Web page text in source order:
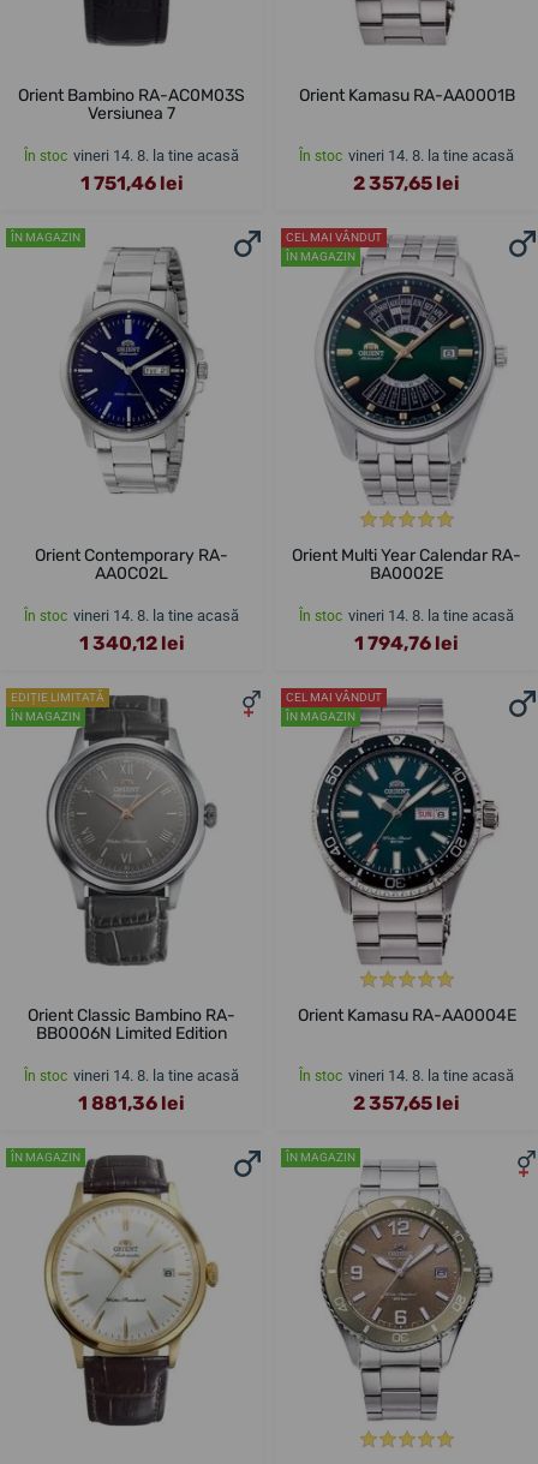
Orient Bambino RA-AC0M03S
Versiunea 7
În stoc vineri 14. 8. la tine acasă
1 751,46 lei
Orient Kamasu RA-AA0001B
În stoc vineri 14. 8. la tine acasă
2 357,65 lei
ÎN MAGAZIN
Orient Contemporary RA-
AA0C02L
În stoc vineri 14. 8. la tine acasă
1 340,12 lei
CEL MAI VÂNDUT
ÎN MAGAZIN
Orient Multi Year Calendar RA-
BA0002E
În stoc vineri 14. 8. la tine acasă
1 794,76 lei
EDIȚIE LIMITATĂ
ÎN MAGAZIN
Orient Classic Bambino RA-
BB0006N Limited Edition
În stoc vineri 14. 8. la tine acasă
1 881,36 lei
CEL MAI VÂNDUT
ÎN MAGAZIN
Orient Kamasu RA-AA0004E
În stoc vineri 14. 8. la tine acasă
2 357,65 lei
ÎN MAGAZIN ÎN MAGAZIN